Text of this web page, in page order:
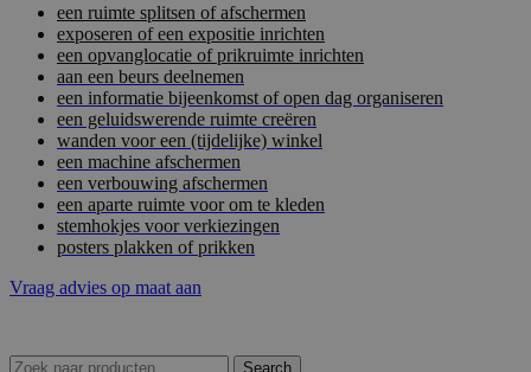
een ruimte splitsen of afschermen
exposeren of een expositie inrichten
een opvanglocatie of prikruimte inrichten
aan een beurs deelnemen
een informatie bijeenkomst of open dag organiseren
een geluidswerende ruimte creëren
wanden voor een (tijdelijke) winkel
een machine afschermen
een verbouwing afschermen
een aparte ruimte voor om te kleden
stemhokjes voor verkiezingen
posters plakken of prikken
Vraag advies op maat aan
Search